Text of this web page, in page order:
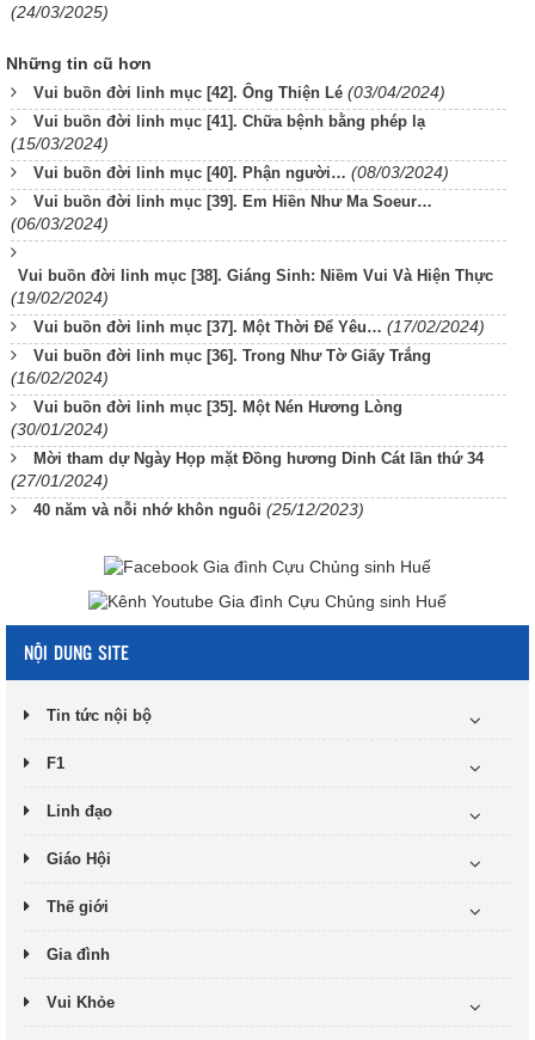
(24/03/2025)
Những tin cũ hơn
Vui buồn đời linh mục [42]. Ông Thiện Lé (03/04/2024)
Vui buồn đời linh mục [41]. Chữa bệnh bằng phép lạ
(15/03/2024)
Vui buồn đời linh mục [40]. Phận người… (08/03/2024)
Vui buồn đời linh mục [39]. Em Hiền Như Ma Soeur…
(06/03/2024)
Vui buồn đời linh mục [38]. Giáng Sinh: Niềm Vui Và Hiện Thực
(19/02/2024)
Vui buồn đời linh mục [37]. Một Thời Để Yêu… (17/02/2024)
Vui buồn đời linh mục [36]. Trong Như Tờ Giấy Trắng
(16/02/2024)
Vui buồn đời linh mục [35]. Một Nén Hương Lòng
(30/01/2024)
Mời tham dự Ngày Họp mặt Đồng hương Dinh Cát lần thứ 34
(27/01/2024)
40 năm và nỗi nhớ khôn nguôi (25/12/2023)
NỘI DUNG SITE
Tin tức nội bộ
F1
Linh đạo
Giáo Hội
Thế giới
Gia đình
Vui Khỏe